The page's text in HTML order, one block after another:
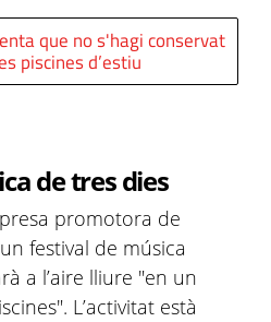
que no s'hagi conservat
piscines d’estiu
de tres dies
promotora de
festival de música
a l’aire lliure "en un
L’activitat està